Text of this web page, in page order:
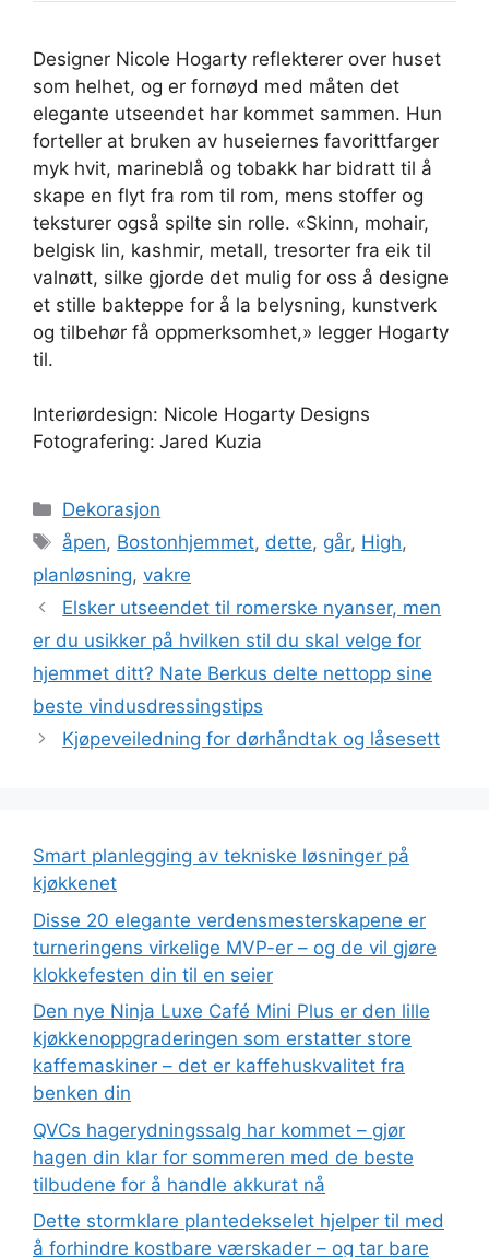
Designer Nicole Hogarty reflekterer over huset
som helhet, og er fornøyd med måten det
elegante utseendet har kommet sammen. Hun
forteller at bruken av huseiernes favorittfarger
myk hvit, marineblå og tobakk har bidratt til å
skape en flyt fra rom til rom, mens stoffer og
teksturer også spilte sin rolle. «Skinn, mohair,
belgisk lin, kashmir, metall, tresorter fra eik til
valnøtt, silke gjorde det mulig for oss å designe
et stille bakteppe for å la belysning, kunstverk
og tilbehør få oppmerksomhet,» legger Hogarty
til.
Interiørdesign: Nicole Hogarty Designs
Fotografering: Jared Kuzia
Categories
Dekorasjon
Tags
åpen, Bostonhjemmet, dette, går, High,
planløsning, vakre
Elsker utseendet til romerske nyanser, men
er du usikker på hvilken stil du skal velge for
hjemmet ditt? Nate Berkus delte nettopp sine
beste vindusdressingstips
Kjøpeveiledning for dørhåndtak og låsesett
Smart planlegging av tekniske løsninger på
kjøkkenet
Disse 20 elegante verdensmesterskapene er
turneringens virkelige MVP-er – og de vil gjøre
klokkefesten din til en seier
Den nye Ninja Luxe Café Mini Plus er den lille
kjøkkenoppgraderingen som erstatter store
kaffemaskiner – det er kaffehuskvalitet fra
benken din
QVCs hagerydningssalg har kommet – gjør
hagen din klar for sommeren med de beste
tilbudene for å handle akkurat nå
Dette stormklare plantedekselet hjelper til med
å forhindre kostbare værskader – og tar bare